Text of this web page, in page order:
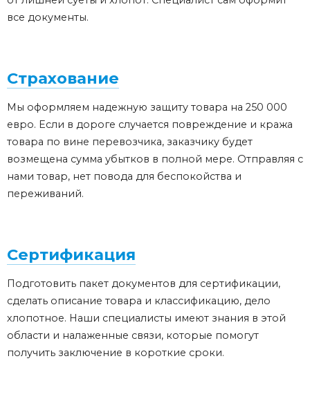
все документы.
Страхование
Мы оформляем надежную защиту товара на 250 000
евро. Если в дороге случается повреждение и кража
товара по вине перевозчика, заказчику будет
возмещена сумма убытков в полной мере. Отправляя с
нами товар, нет повода для беспокойства и
переживаний.
Сертификация
Подготовить пакет документов для сертификации,
сделать описание товара и классификацию, дело
хлопотное. Наши специалисты имеют знания в этой
области и налаженные связи, которые помогут
получить заключение в короткие сроки.